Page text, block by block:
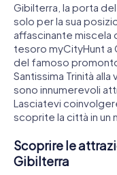
Gibilterra, la porta
solo per la sua
affascinante miscela
tesoro myCityHunt
del famoso
Santissima Trinità
sono innumerevoli
Lasciatevi
scoprite la città in
Scoprire le
Gibilterra